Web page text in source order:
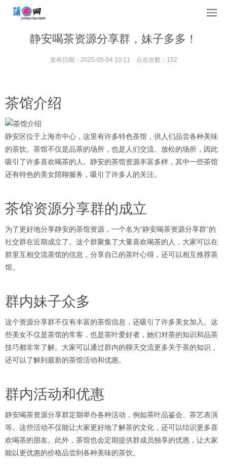
静安喝茶资源分享群，妹子多多！
发布日期：2025-05-04 10:11 点击次数：152
茶馆介绍
静安区位于上海市中心，这里有许多特色茶馆，供人们品尝各种美味
的茶饮。茶馆不仅是品茶的场所，也是人们交流、放松的场所，因此
吸引了许多喜欢喝茶的人。静安的茶馆资源丰富多样，其中一些茶馆
还有特色的美女陪聊服务，吸引了许多人的关注。
茶馆资源分享群的成立
为了更好地分享静安的茶馆资源，一个名为“静安喝茶资源分享群”的
社交群在近期成立了。这个群聚集了大量喜欢喝茶的人，大家可以在
群里互相交流茶馆的信息，分享自己的茶叶心得，还可以相互推荐茶
馆。
群内妹子众多
这个资源分享群不仅有丰富的茶馆信息，还吸引了许多美女加入。这
些美女不仅是茶馆的常客，也是茶叶爱好者，她们对茶的知识和品茶
技巧都非常了解。大家可以通过群内的聊天交流更多关于茶的知识，
还可以了解到最新的茶馆活动和优惠。
群内活动和优惠
静安喝茶资源分享群定期举办各种活动，例如茶叶品鉴会、茶艺表演
等。这些活动不仅能让大家更好地了解茶的文化，还可以结识更多喜
欢喝茶的朋友。此外，茶馆也会定期提供群成员独享的优惠，让大家
能以更优惠的价格品尝到各种美味的茶饮。